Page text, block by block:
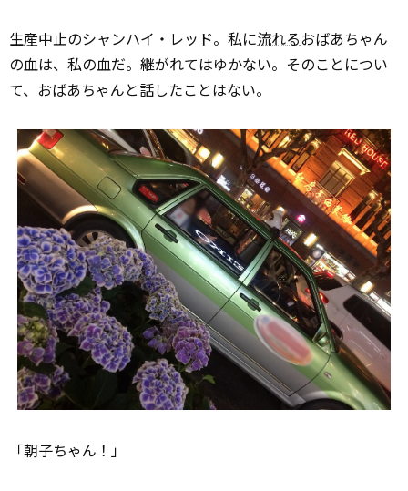
生産中止のシャンハイ・レッド。私に流れるおばあちゃん
の血は、私の血だ。継がれてはゆかない。そのことについ
て、おばあちゃんと話したことはない。
「朝子ちゃん！」